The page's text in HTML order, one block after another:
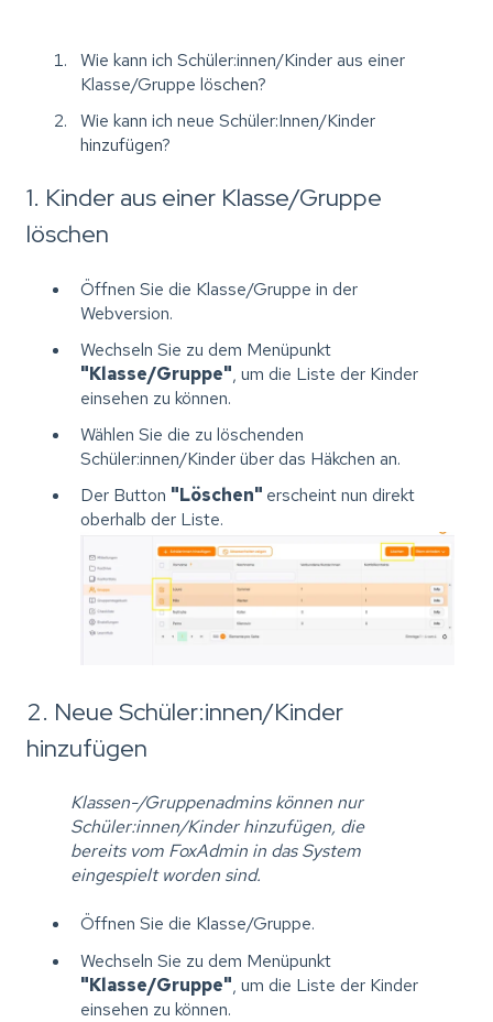
Wie kann ich Schüler:innen/Kinder aus einer
Klasse/Gruppe löschen?
Wie kann ich neue Schüler:Innen/Kinder
hinzufügen?
1. Kinder aus einer Klasse/Gruppe
löschen
Öffnen Sie die Klasse/Gruppe in der
Webversion.
Wechseln Sie zu dem Menüpunkt
"Klasse/Gruppe", um die Liste der Kinder
einsehen zu können.
Wählen Sie die zu löschenden
Schüler:innen/Kinder über das Häkchen an.
Der Button "Löschen" erscheint nun direkt
oberhalb der Liste.
2. Neue Schüler:innen/Kinder
hinzufügen
Klassen-/Gruppenadmins können nur
Schüler:innen/Kinder hinzufügen, die
bereits vom FoxAdmin in das System
eingespielt worden sind.
Öffnen Sie die Klasse/Gruppe.
Wechseln Sie zu dem Menüpunkt
"Klasse/Gruppe", um die Liste der Kinder
einsehen zu können.